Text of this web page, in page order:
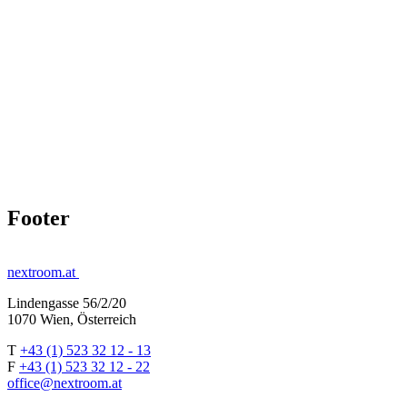
Footer
nextroom.at
Lindengasse 56/2/20
1070 Wien, Österreich
T +43 (1) 523 32 12 - 13
F +43 (1) 523 32 12 - 22
office@nextroom.at